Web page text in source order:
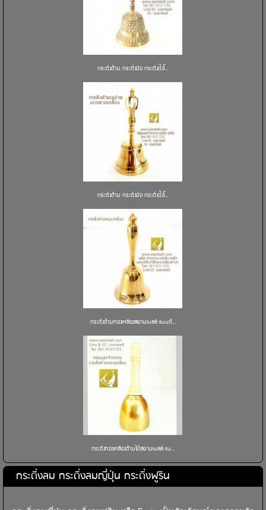
กระดิ่งด้าม กระดิ่งมือ กระดิ่งตั้งโ...
กระดิ่งด้าม กระดิ่งมือ กระดิ่งตั้งโ...
กระดิ่งด้ามทองเหลืองสยามเบลล์ แบบด้...
กระดิ่งทองเหลืองด้ามไม้สยามเบลล์ แบ...
กระดิ่งลม กระดิ่งลมญี่ปุ่น กระดิ่งฟูริน